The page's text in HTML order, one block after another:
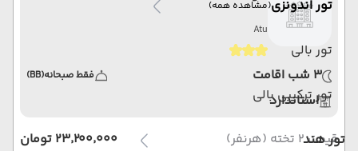
تور اندونزی(مشاهده همه)
تور بالی
تور ترکیبی بالی
تور هند
Atu
3 شب اقامت فقط صبحانه(BB)
استاندارد
قیمت 2 تخته (هرنفر)
۲۳٬۲۰۰٬۰۰۰ تومان